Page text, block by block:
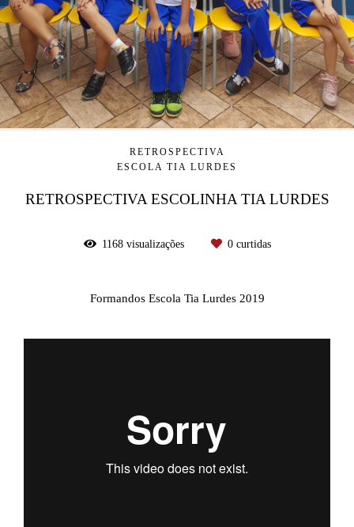
RETROSPECTIVA
ESCOLA TIA LURDES
RETROSPECTIVA ESCOLINHA TIA LURDES
1168visualizações 0curtidas
Formandos Escola Tia Lurdes 2019